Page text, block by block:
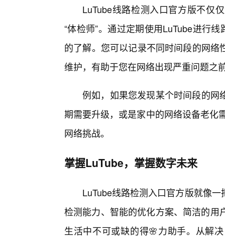
LuTube线路检测入口官方版不仅
“体检师”。通过定期使用LuTube进行
的了解。您可以记录不同时间段的网
维护，有助于您在网络出现严重问题之
例如，如果您发现某个时间段的网
期需要升级，或是家中的网络设备老化
网络挑战。
掌握LuTube，掌握数字未来
LuTube线路检测入口官方版就像
检测能力、智能的优化方案、简洁的
生活中不可或缺的得🌸力助手。从解